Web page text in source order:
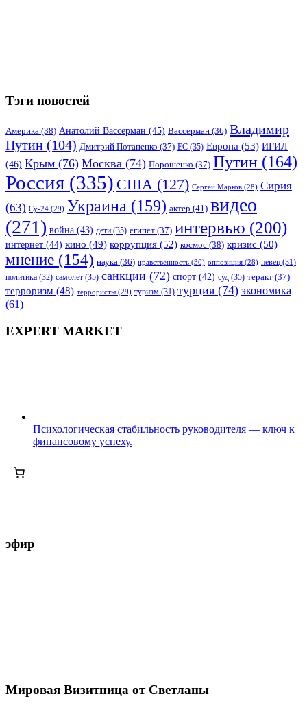
Тэги новостей
Америка (38) Анатолий Вассерман (45) Вассерман (36) Владимир
Путин (104) Дмитрий Потапенко (37) ЕС (35) Европа (53) ИГИЛ
(46) Крым (76) Москва (74) Порошенко (37) Путин (164)
Россия (335) США (127) Сергей Марков (28) Сирия
(63) Су-24 (29) Украина (159) актер (41) видео
(271) война (43) дети (35) египет (37) интервью (200)
интернет (44) кино (49) коррупция (52) космос (38) кризис (50)
мнение (154) наука (36) нравственность (30) оппозиция (28) певец (31)
политика (32) самолет (35) санкции (72) спорт (42) суд (35) теракт (37)
терроризм (48) террористы (29) туризм (31) турция (74) экономика
(61)
EXPERT MARKET
Психологическая стабильность руководителя — ключ к
финансовому успеху.
эфир
Мировая Визитница от Светланы